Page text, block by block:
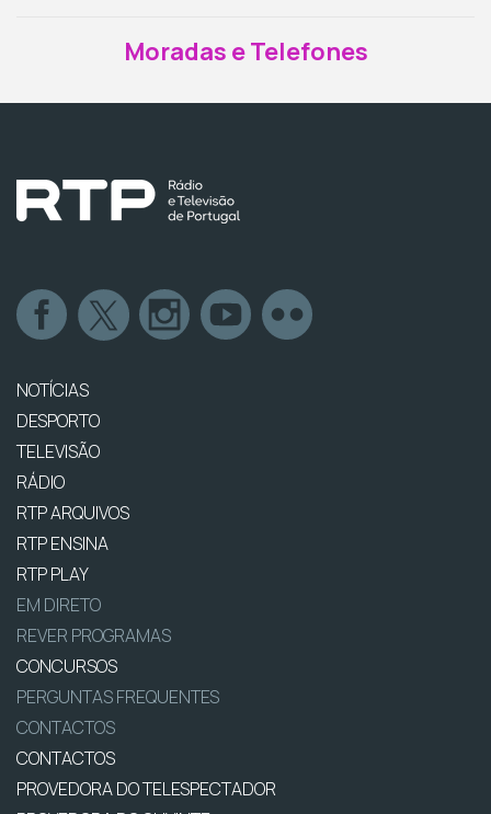
Moradas e Telefones
NOTÍCIAS
DESPORTO
TELEVISÃO
RÁDIO
RTP ARQUIVOS
RTP ENSINA
RTP PLAY
EM DIRETO
REVER PROGRAMAS
CONCURSOS
PERGUNTAS FREQUENTES
CONTACTOS
CONTACTOS
PROVEDORA DO TELESPECTADOR